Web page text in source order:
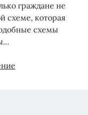
граждане не
схеме, которая
схемы
Дифф.тарифы